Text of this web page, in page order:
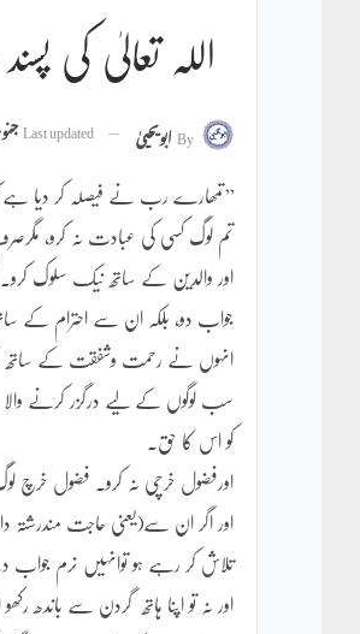
اللہ تعالیٰ کی
Byابویحییٰ Last updated
’’تمھارے رب نے فیصلہ کر دیا ہے
تم لوگ کسی کی عبادت نہ کرو،
اور والدین کے ساتھ نیک سلوک
جواب دو، بلکہ ان سے احترام کے
انہوں نے رحمت وشفقت کے ساتھ
سب لوگوں کے لیے درگزر کرنے والا
کو اس کا حق۔
اورفضول خرچی نہ کرو۔ فضول خرچ
اور اگر ان سے(یعنی حاجت مندرشتہ
تلاش کر رہے ہو توانہیں نرم جواب
اور نہ تو اپنا ہاتھ گردن سے باندھ